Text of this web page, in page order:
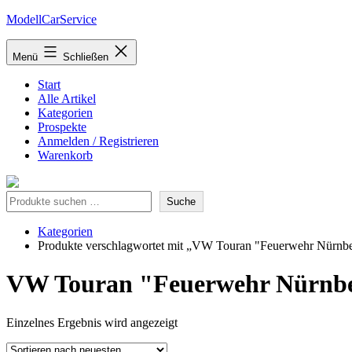
Zum
springen
ModellCarService
Menü Schließen
Start
Alle Artikel
Kategorien
Prospekte
Anmelden / Registrieren
Warenkorb
Suche Suche
Kategorien
Produkte verschlagwortet mit „VW Touran "Feuerwehr
VW Touran "Feuerwehr
Einzelnes Ergebnis wird angezeigt